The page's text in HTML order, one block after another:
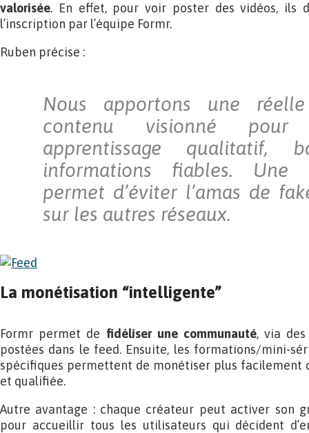
valorisée. En effet, pour voir poster des vidéos, ils
l’inscription par l’équipe Formr.
Ruben précise :
Nous apportons une
contenu visionné
apprentissage qualitatif,
informations fiables. Une
permet d’éviter l’amas de
sur les autres réseaux.
La monétisation “intelligente”
Formr permet de fidéliser une communauté, via
postées dans le feed. Ensuite, les formations/mini-
spécifiques permettent de monétiser plus facilement
et qualifiée.
Autre avantage : chaque créateur peut activer son
pour accueillir tous les utilisateurs qui décident